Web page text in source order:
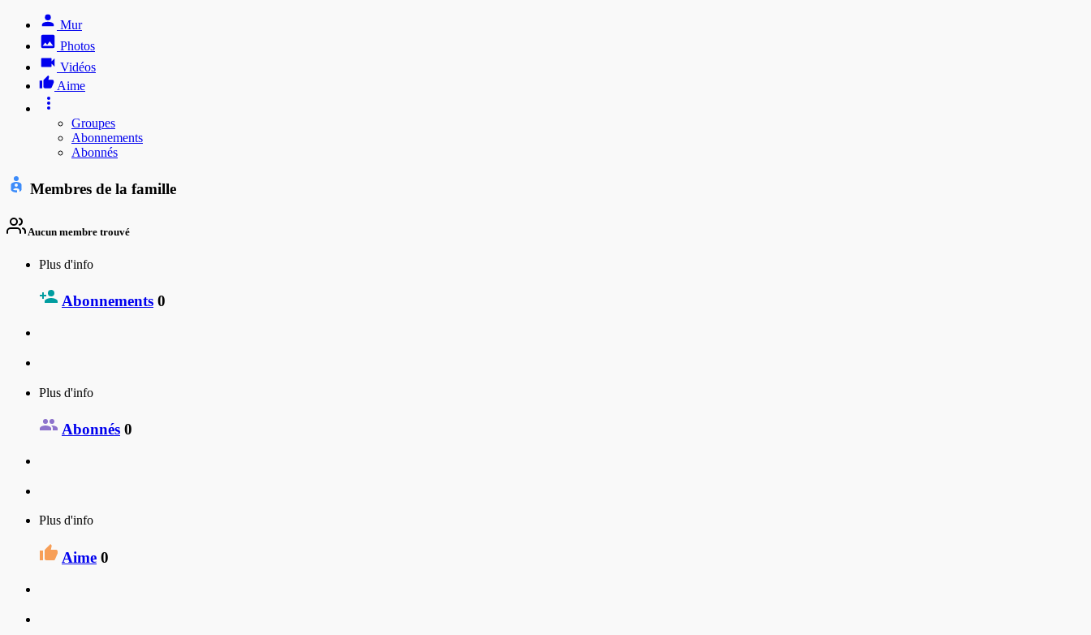
Mur
Photos
Vidéos
Aime
Groupes
Abonnements
Abonnés
Membres de la famille
Aucun membre trouvé
Plus d'info
Abonnements 0
Plus d'info
Abonnés 0
Plus d'info
Aime 0